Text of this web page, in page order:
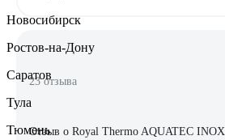
23 отзыва
Отзыв о Royal Thermo AQUATEC INOX
Новосибирск
Ростов-на-Дону
Саратов
Тула
Тюмень